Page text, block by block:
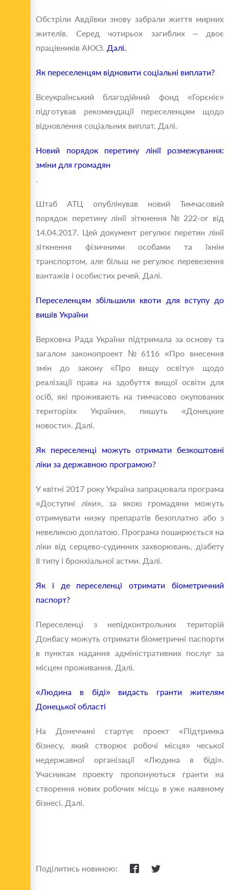
Обстріли Авдіївки знову забрали життя мирних
жителів. Серед чотирьох загиблих – двоє
працівників АКХЗ. Далі.
Як переселенцям відновити соціальні виплати?
Всеукраїнський благодійний фонд «Горєніє»
підготував рекомендації переселенцям щодо
відновлення соціальних виплат. Далі.
Новий порядок перетину лінії розмежування:
зміни для громадян
.
Штаб АТЦ опублікував новий Тимчасовий
порядок перетину лінії зіткнення № 222-ог від
14.04.2017. Цей документ регулює перетин лінії
зіткнення фізичними особами та їхнім
транспортом, але більш не регулює перевезення
вантажів і особистих речей. Далі.
Переселенцям збільшили квоти для вступу до
вишів України
Верховна Рада України підтримала за основу та
загалом законопроект № 6116 «Про внесення
змін до закону «Про вищу освіту» щодо
реалізації права на здобуття вищої освіти для
осіб, які проживають на тимчасово окупованих
територіях України», пишуть «Донецкие
новости». Далі.
Як переселенці можуть отримати безкоштовні
ліки за державною програмою?
У квітні 2017 року Україна запрацювала програма
«Доступні ліки», за якою громадяни можуть
отримувати низку препаратів безоплатно або з
невеликою доплатою. Програма поширюється на
ліки від серцево-судинних захворювань, діабету
II типу і бронхіальної астми. Далі.
Як і де переселенці отримати біометричний
паспорт?
Переселенці з непідконтрольних територій
Донбасу можуть отримати біометричні паспорти
в пунктах надання адміністративних послуг за
місцем проживання. Далі.
«Людина в біді» видасть гранти жителям
Донецької області
На Донеччині стартує проект «Підтримка
бізнесу, який створює робочі місця» чеської
недержавної організації «Людина в біді».
Учасникам проекту пропонуються гранти на
створення нових робочих місць в уже наявному
бізнесі. Далі.
Поділитись новиною: